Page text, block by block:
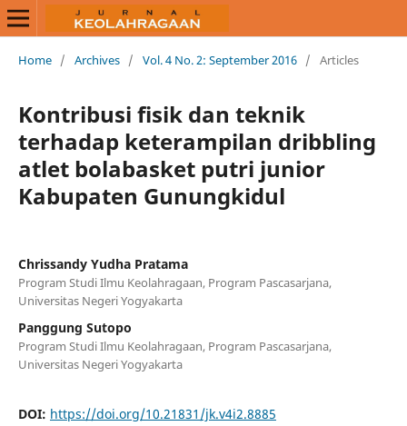
Home / Archives / Vol. 4 No. 2: September 2016 / Articles
Kontribusi fisik dan teknik
terhadap keterampilan dribbling
atlet bolabasket putri junior
Kabupaten Gunungkidul
Chrissandy Yudha Pratama
Program Studi Ilmu Keolahragaan, Program Pascasarjana,
Universitas Negeri Yogyakarta
Panggung Sutopo
Program Studi Ilmu Keolahragaan, Program Pascasarjana,
Universitas Negeri Yogyakarta
DOI: https://doi.org/10.21831/jk.v4i2.8885